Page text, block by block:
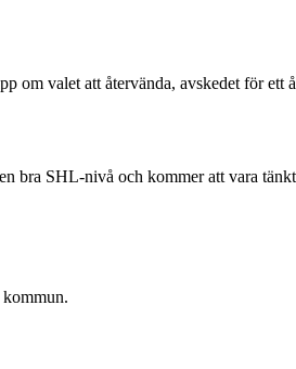
valet att återvända, avskedet för
bra SHL-nivå och kommer att vara